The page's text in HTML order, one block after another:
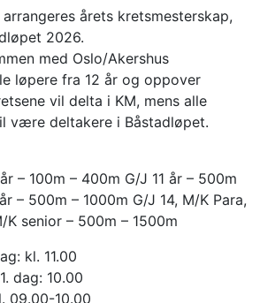
årets kretsmesterskap,
2026.
med Oslo/Akershus
løpere fra 12 år og oppover
vil delta i KM, mens alle
være deltakere i Båstadløpet.
– 100m – 400m G/J 11 år – 500m
– 500m – 1000m G/J 14, M/K Para,
senior – 500m – 1500m
kl. 11.00
dag: 10.00
09.00-10.00